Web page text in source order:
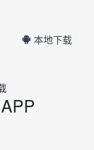
本地下载